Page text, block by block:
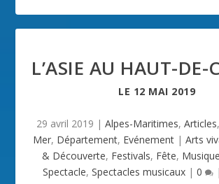
L’ASIE AU HAUT-DE-
LE 12 MAI 2019
29 avril 2019 | Alpes-Maritimes, Articles,
Mer, Département, Evénement | Arts
& Découverte, Festivals, Fête,
Spectacle, Spectacles musicaux | 0